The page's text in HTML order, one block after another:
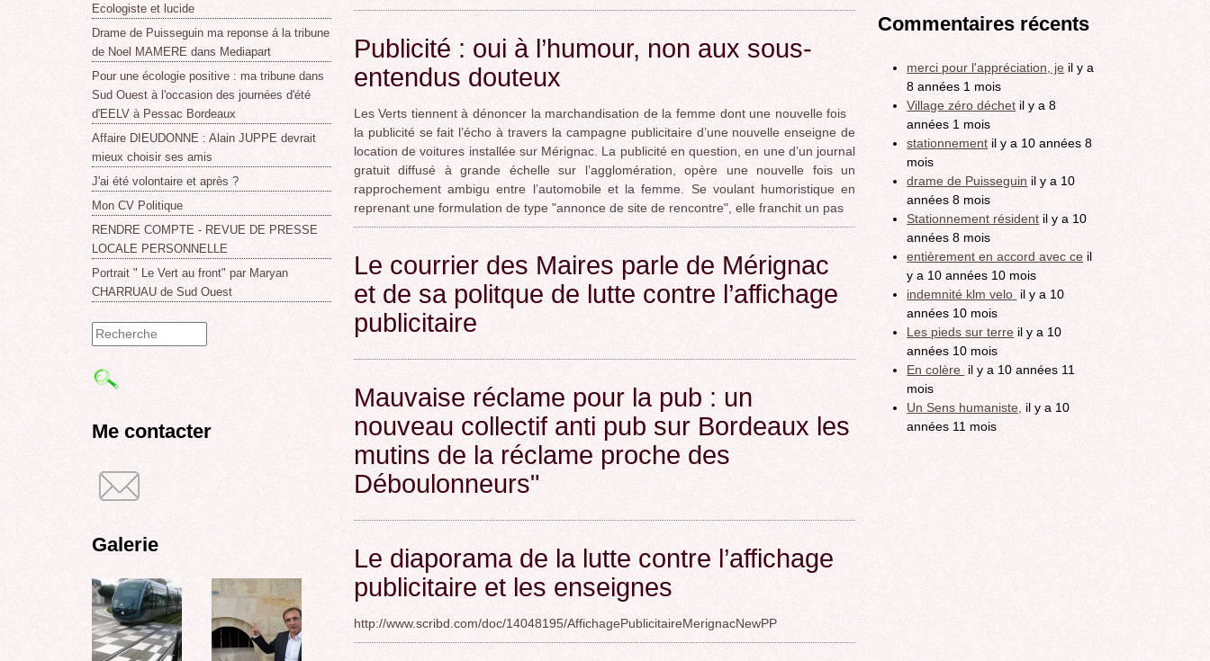
Publicité : oui à l’humour, non aux sous-
entendus douteux
Les Verts tiennent à dénoncer la marchandisation de la femme dont une nouvelle fois
la publicité se fait l’écho à travers la campagne publicitaire d’une nouvelle enseigne de
location de voitures installée sur Mérignac. La publicité en question, en une d’un journal
gratuit diffusé à grande échelle sur l’agglomération, opère une nouvelle fois un
rapprochement ambigu entre l’automobile et la femme. Se voulant humoristique en
reprenant une formulation de type "annonce de site de rencontre", elle franchit un pas
Le courrier des Maires parle de Mérignac
et de sa politque de lutte contre l’affichage
publicitaire
Mauvaise réclame pour la pub : un
nouveau collectif anti pub sur Bordeaux les
mutins de la réclame proche des
Déboulonneurs"
Le diaporama de la lutte contre l’affichage
publicitaire et les enseignes
http://www.scribd.com/doc/14048195/AffichagePublicitaireMerignacNewPP
Ecologiste et lucide
Drame de Puisseguin ma reponse á la tribune
de Noel MAMERE dans Mediapart
Pour une écologie positive : ma tribune dans
Sud Ouest à l'occasion des journées d'été
d'EELV à Pessac Bordeaux
Affaire DIEUDONNE : Alain JUPPE devrait
mieux choisir ses amis
J'ai été volontaire et après ?
Mon CV Politique
RENDRE COMPTE - REVUE DE PRESSE
LOCALE PERSONNELLE
Portrait " Le Vert au front" par Maryan
CHARRUAU de Sud Ouest
Formulaire
de
Me contacter
Galerie
Commentaires récents
merci pour l'appréciation, je il y a
8 années 1 mois
Village zéro déchet il y a 8
années 1 mois
stationnement il y a 10 années 8
mois
drame de Puisseguin il y a 10
années 8 mois
Stationnement résident il y a 10
années 8 mois
entièrement en accord avec ce il
y a 10 années 10 mois
indemnité klm velo il y a 10
années 10 mois
Les pieds sur terre il y a 10
années 10 mois
En colère il y a 10 années 11
mois
Un Sens humaniste, il y a 10
années 11 mois